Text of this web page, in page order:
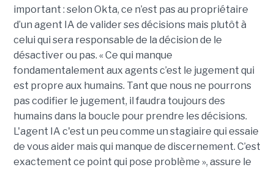
important : selon Okta, ce n’est pas au propriétaire
d’un agent IA de valider ses décisions mais plutôt à
celui qui sera responsable de la décision de le
désactiver ou pas. « Ce qui manque
fondamentalement aux agents c’est le jugement qui
est propre aux humains. Tant que nous ne pourrons
pas codifier le jugement, il faudra toujours des
humains dans la boucle pour prendre les décisions.
L'agent IA c'est un peu comme un stagiaire qui essaie
de vous aider mais qui manque de discernement. C’est
exactement ce point qui pose problème », assure le